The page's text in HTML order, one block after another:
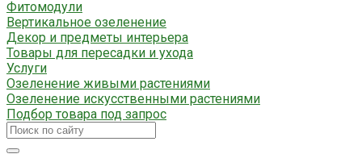
Фитомодули
Вертикальное озеленение
Декор и предметы интерьера
Товары для пересадки и ухода
Услуги
Озеленение живыми растениями
Озеленение искусственными растениями
Подбор товара под запрос